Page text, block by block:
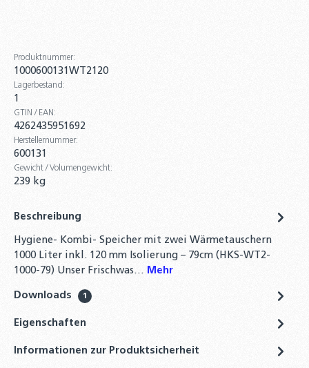
Produktnummer:
1000600131WT2120
Lagerbestand:
1
GTIN / EAN:
4262435951692
Herstellernummer:
600131
Gewicht / Volumengewicht:
239 kg
Beschreibung
Hygiene- Kombi- Speicher mit zwei Wärmetauschern
1000 Liter inkl. 120 mm Isolierung – 79cm (HKS-WT2-
1000-79) Unser Frischwas… Mehr
Downloads 1
Eigenschaften
Informationen zur Produktsicherheit